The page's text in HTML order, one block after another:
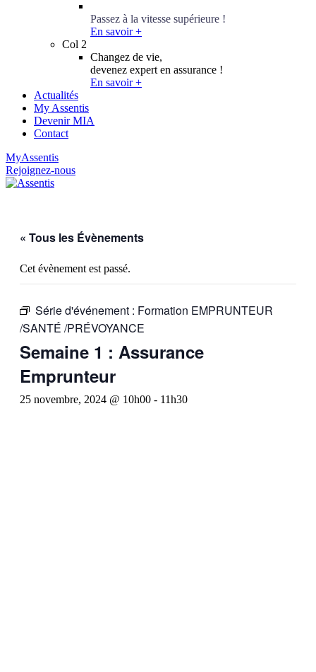
Passez à la vitesse supérieure !
En savoir +
Col 2
Changez de vie,
devenez expert en assurance !
En savoir +
Actualités
My Assentis
Devenir MIA
Contact
MyAssentis
Rejoignez-nous
« Tous les Évènements
Cet évènement est passé.
Série d'événement : Formation EMPRUNTEUR
/SANTÉ /PRÉVOYANCE
Semaine 1 : Assurance
Emprunteur
25 novembre, 2024 @ 10h00 - 11h30